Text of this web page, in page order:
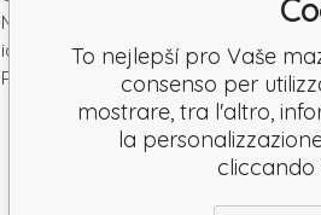
Numero di
identificazione: 52010180
Partita IVA: SK2120864328
To nejlepší pro Vaše
consenso per
mostrare, tra l'altro,
la
cliccando